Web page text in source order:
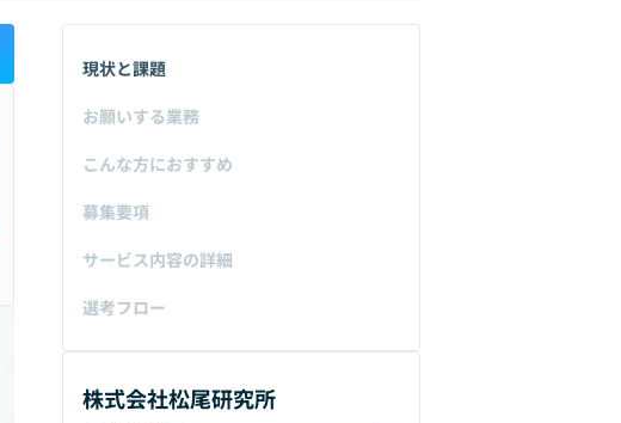
現状と課題
お願いする業務
こんな方におすすめ
募集要項
サービス内容の詳細
選考フロー
株式会社松尾研究所